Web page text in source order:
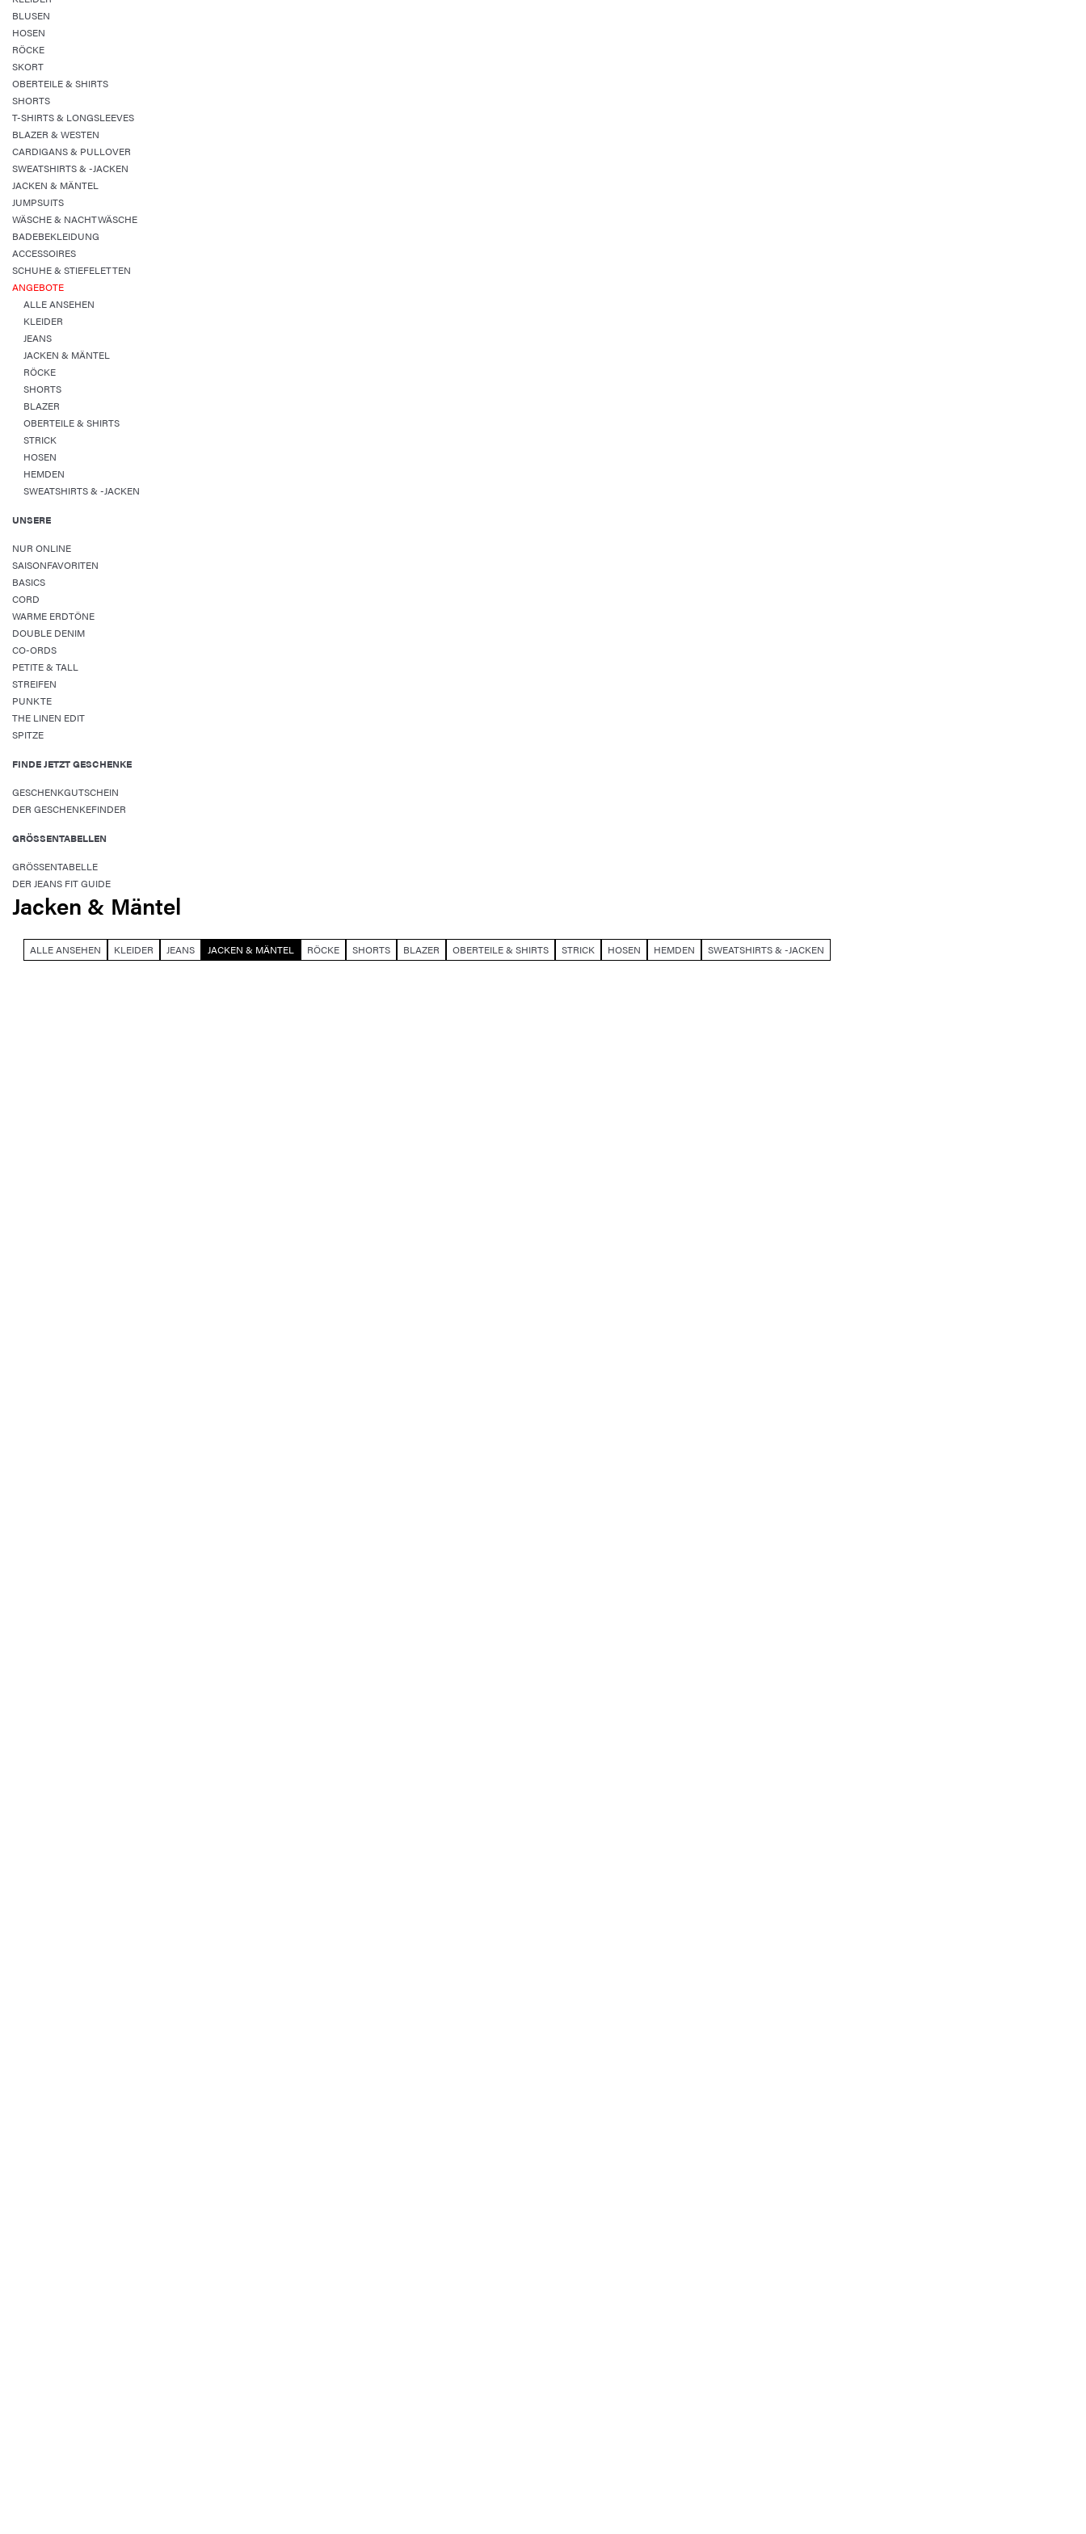
BLUSEN
HOSEN
RÖCKE
SKORT
OBERTEILE & SHIRTS
SHORTS
T-SHIRTS & LONGSLEEVES
BLAZER & WESTEN
CARDIGANS & PULLOVER
SWEATSHIRTS & -JACKEN
JACKEN & MÄNTEL
JUMPSUITS
WÄSCHE & NACHTWÄSCHE
BADEBEKLEIDUNG
ACCESSOIRES
SCHUHE & STIEFELETTEN
ANGEBOTE
ALLE ANSEHEN
KLEIDER
JEANS
JACKEN & MÄNTEL
RÖCKE
SHORTS
BLAZER
OBERTEILE & SHIRTS
STRICK
HOSEN
HEMDEN
SWEATSHIRTS & -JACKEN
UNSERE
NUR ONLINE
SAISONFAVORITEN
BASICS
CORD
WARME ERDTÖNE
DOUBLE DENIM
CO-ORDS
PETITE & TALL
STREIFEN
PUNKTE
THE LINEN EDIT
SPITZE
FINDE JETZT GESCHENKE
GESCHENKGUTSCHEIN
DER GESCHENKEFINDER
GRÖSSENTABELLEN
GRÖSSENTABELLE
DER JEANS FIT GUIDE
Jacken & Mäntel
ALLE ANSEHEN KLEIDER JEANS JACKEN & MÄNTEL RÖCKE SHORTS BLAZER OBERTEILE & SHIRTS STRICK HOSEN HEMDEN SWEATSHIRTS & -JACKEN